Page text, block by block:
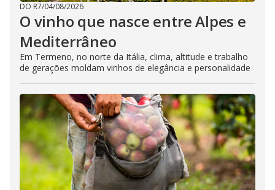
DO R7/04/08/2026
O vinho que nasce entre Alpes e
Mediterrâneo
Em Termeno, no norte da Itália, clima, altitude e trabalho
de gerações moldam vinhos de elegância e personalidade